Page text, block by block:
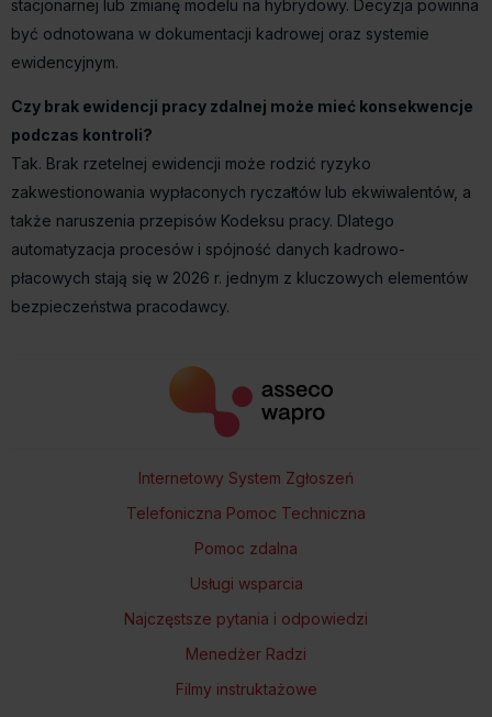
stacjonarnej lub zmianę modelu na hybrydowy. Decyzja powinna
być odnotowana w dokumentacji kadrowej oraz systemie
ewidencyjnym.
Czy brak ewidencji pracy zdalnej może mieć konsekwencje
podczas kontroli?
Tak. Brak rzetelnej ewidencji może rodzić ryzyko
zakwestionowania wypłaconych ryczałtów lub ekwiwalentów, a
także naruszenia przepisów Kodeksu pracy. Dlatego
automatyzacja procesów i spójność danych kadrowo-
płacowych stają się w 2026 r. jednym z kluczowych elementów
bezpieczeństwa pracodawcy.
Internetowy System Zgłoszeń
Telefoniczna Pomoc Techniczna
Pomoc zdalna
Usługi wsparcia
Najczęstsze pytania i odpowiedzi
Menedżer Radzi
Filmy instruktażowe